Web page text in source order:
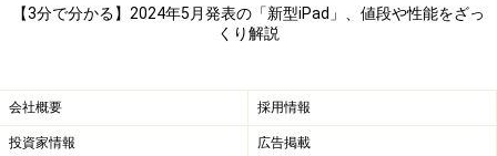
【3分で分かる】2024年5月発表の「新型iPad」、値段や性能をざっ
くり解説
会社概要 採用情報
投資家情報 広告掲載